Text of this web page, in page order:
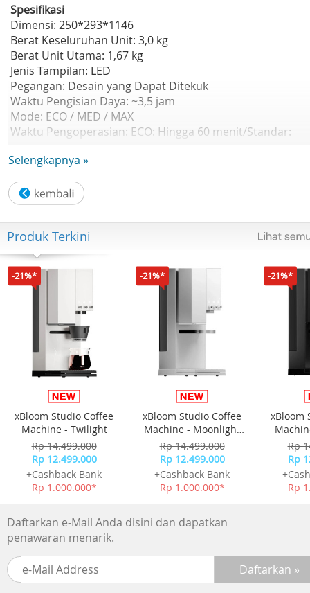
Spesifikasi
Dimensi: 250*293*1146
Berat Keseluruhan Unit: 3,0 kg
Berat Unit Utama: 1,67 kg
Jenis Tampilan: LED
Pegangan: Desain yang Dapat Ditekuk
Waktu Pengisian Daya: ~3,5 jam
Mode: ECO / MED / MAX
Waktu Pengoperasian: ECO: Hingga 60 menit/Standar:
Selengkapnya »
Produk Terkini
-21%*
xBloom Studio Coffee
Machine - Twilight
Rp 14.499.000
Rp 12.499.000
+Cashback Bank
Rp 1.000.000*
-21%*
xBloom Studio Coffee
Machine - Moonlight
White
Rp 14.499.000
Rp 12.499.000
+Cashback Bank
Rp 1.000.000*
-21%*
xBloom
Rp
Rp
Rp
Daftarkan e-Mail Anda disini dan dapatkan
penawaran menarik.